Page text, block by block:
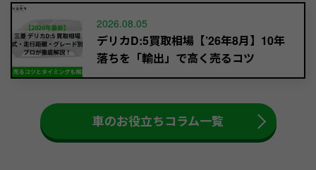
2026.08.05
デリカD:5買取相場【’26年8月】10年
落ちを「輸出」で高く売るコツ
車のお役立ちコラム一覧